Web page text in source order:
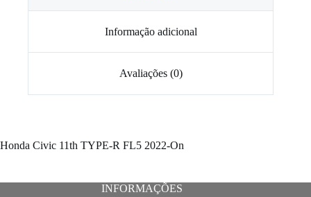
Informação adicional
Avaliações (0)
Honda Civic 11th TYPE-R FL5 2022-On
INFORMAÇÕES